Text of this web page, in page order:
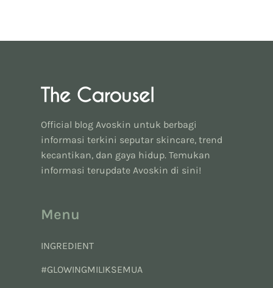
Official blog Avoskin untuk berbagi
informasi terkini seputar skincare, trend
kecantikan, dan gaya hidup. Temukan
informasi terupdate Avoskin di sini!
Menu
INGREDIENT
#GLOWINGMILIKSEMUA